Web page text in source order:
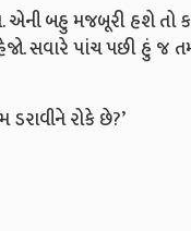
એની બહુ મજબૂરી હશે તો
સવારે પાંચ પછી હું
ડરાવીને રોકે છે?’